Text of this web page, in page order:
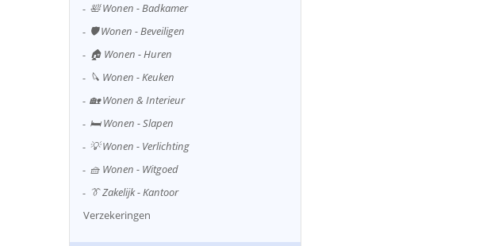
🛀 Wonen - Badkamer
🛡️ Wonen - Beveiligen
🏠 Wonen - Huren
🔪 Wonen - Keuken
🏡 Wonen & Interieur
🛏️ Wonen - Slapen
💡 Wonen - Verlichting
🧺 Wonen - Witgoed
👔 Zakelijk - Kantoor
Verzekeringen